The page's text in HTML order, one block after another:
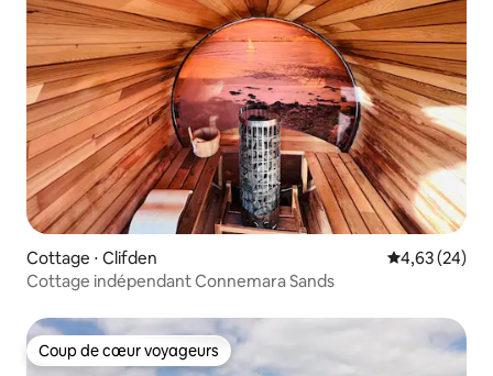
Cottage ⋅ Clifden Évaluation
4,63 (24)
Cottage indépendant Connemara Sands
Coup de cœur voyageurs
Coup de cœur voyageurs